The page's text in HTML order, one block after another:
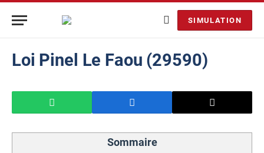
SIMULATION
Loi Pinel Le Faou (29590)
Sommaire